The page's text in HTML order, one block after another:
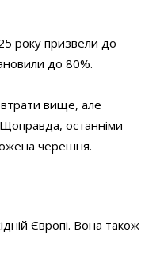
року призвели до
до 80%.
вище, але
останніми
черешня.
Європі. Вона також